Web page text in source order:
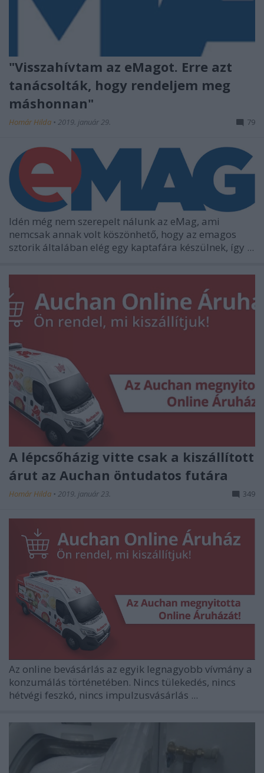
"Visszahívtam az eMagot. Erre azt
tanácsolták, hogy rendeljem meg
máshonnan"
Homár Hilda • 2019. január 29. 79
Idén még nem szerepelt nálunk az eMag, ami
nemcsak annak volt köszönhető, hogy az emagos
sztorik általában elég egy kaptafára készülnek, így ...
A lépcsőházig vitte csak a kiszállított
árut az Auchan öntudatos futára
Homár Hilda • 2019. január 23. 349
Az online bevásárlás az egyik legnagyobb vívmány a
konzumálás történetében. Nincs tülekedés, nincs
hétvégi feszkó, nincs impulzusvásárlás ...